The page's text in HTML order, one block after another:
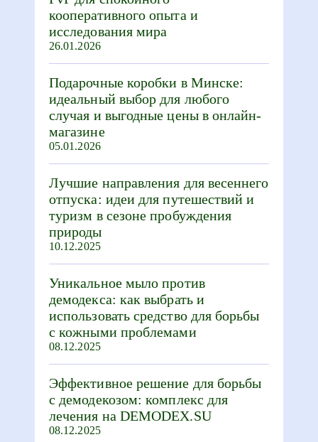
кооперативного опыта и
исследования мира
26.01.2026
Подарочные коробки в Минске:
идеальный выбор для любого
случая и выгодные цены в онлайн-
магазине
05.01.2026
Лучшие направления для весеннего
отпуска: идеи для путешествий и
туризм в сезоне пробуждения
природы
10.12.2025
Уникальное мыло против
демодекса: как выбрать и
использовать средство для борьбы
с кожными проблемами
08.12.2025
Эффективное решение для борьбы
с демодекозом: комплекс для
лечения на DEMODEX.SU
08.12.2025